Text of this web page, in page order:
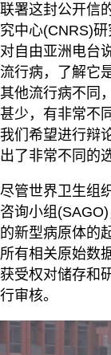
联署这封公开信
究中心(CNRS)
对自由亚洲电台
流行病，了解它
其他流行病不同
甚少，有非常不
我们希望进行辩
出了非常不同的
尽管世界卫生组
咨询小组
的新型病原体的
所有相关原始数
获受权对储存和
行审核。